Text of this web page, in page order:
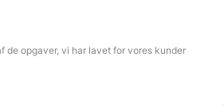
de opgaver, vi har lavet for vores kunder